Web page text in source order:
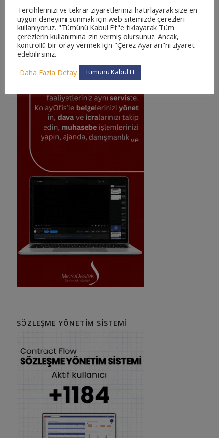
KOLAYOFIS KURUMSAL HUKUK OTOMASYON
SISTEMI
SÖZLEŞME YÖNETIM SISTEMI
Tercihlerinizi ve tekrar ziyaretlerinizi hatırlayarak size en
uygun deneyimi sunmak için web sitemizde çerezleri
kullanıyoruz. "Tümünü Kabul Et"e tıklayarak Tüm
çerezlerin kullanımına izin vermiş olursunuz. Ancak,
kontrollü bir onay vermek için "Çerez Ayarları"nı ziyaret
edebilirsiniz.
Daha Fazla Detay
Tümünü Kabul Et